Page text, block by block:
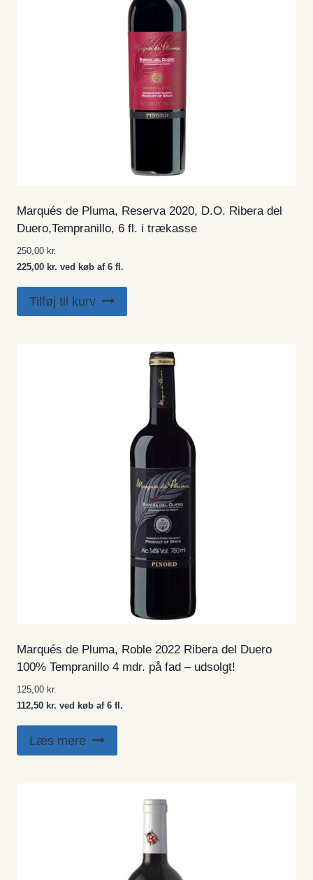
Marqués de Pluma, Reserva 2020, D.O. Ribera del
Duero,Tempranillo, 6 fl. i trækasse
250,00 kr.
225,00 kr. ved køb af 6 fl.
Tilføj til kurv
Marqués de Pluma, Roble 2022 Ribera del Duero
100% Tempranillo 4 mdr. på fad – udsolgt!
125,00 kr.
112,50 kr. ved køb af 6 fl.
Læs mere